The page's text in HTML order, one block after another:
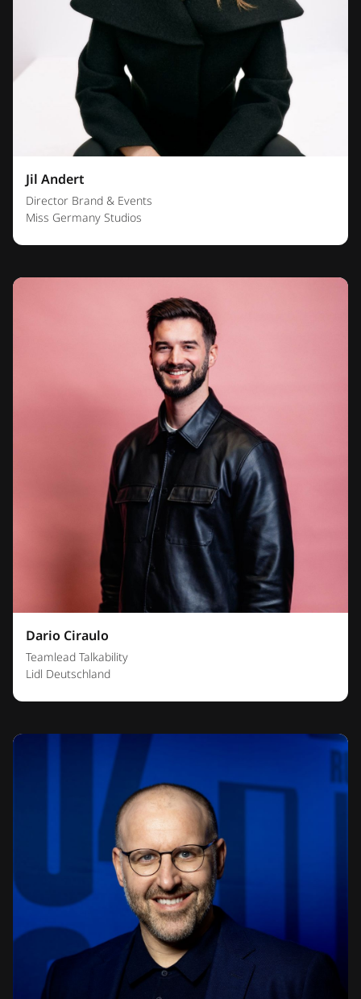
Jil Andert
Director Brand & Events
Miss Germany Studios
Dario Ciraulo
Teamlead Talkability
Lidl Deutschland